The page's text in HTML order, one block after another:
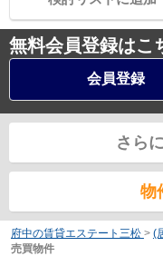
無料会員登録はこ
会員登録
さら
物
府中の賃貸エステート三松 > (
売買物件